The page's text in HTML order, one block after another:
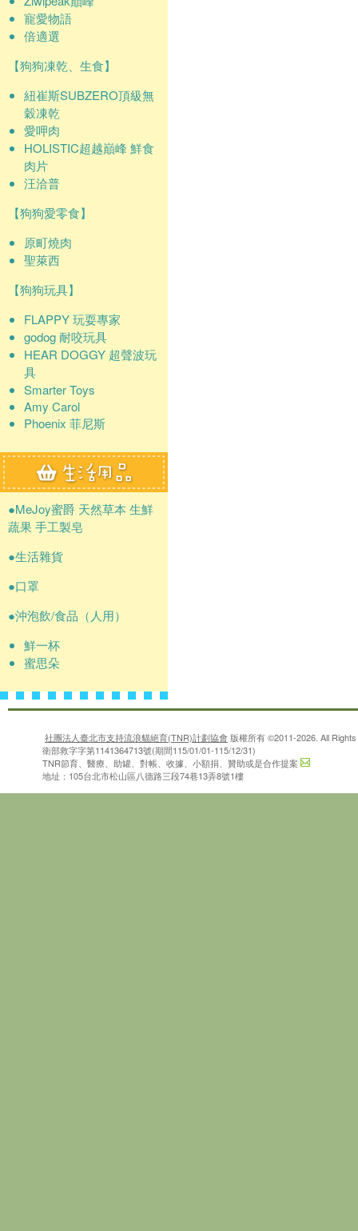
寵愛物語
倍適選
【狗狗凍乾、生食】
紐崔斯SUBZERO頂級無
穀凍乾
愛呷肉
HOLISTIC超越巔峰 鮮食
肉片
汪洽普
【狗狗愛零食】
原町燒肉
聖萊西
【狗狗玩具】
FLAPPY 玩耍專家
godog 耐咬玩具
HEAR DOGGY 超聲波玩
具
Smarter Toys
Amy Carol
Phoenix 菲尼斯
●MeJoy蜜爵 天然草本 生鮮
蔬果 手工製皂
●生活雜貨
●口罩
●沖泡飲/食品（人用）
鮮一杯
蜜思朵
社團法人臺北市支持流浪貓絕育(TNR)計劃協會 版權所有 ©2011-2026. All
衛部救字字第1141364713號(期間115/01/01-115/12/31)
TNR節育、醫療、助罐、對帳、收據、小額捐、贊助或是合作提案
地址：105台北市松山區八德路三段74巷13弄8號1樓